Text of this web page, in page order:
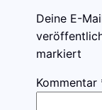
Deine E-
markiert
Kommentar